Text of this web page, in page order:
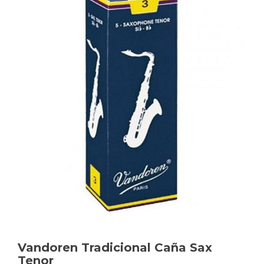
Vandoren Tradicional Caña Sax
Tenor